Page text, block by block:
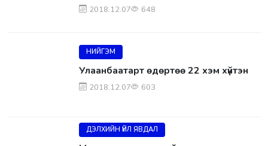
2018.12.07 648
НИЙГЭМ
Улаанбаатарт өдөртөө 22 хэм хүйтэн
2018.12.07 603
ДЭЛХИЙН ҮЙЛ ЯВДАЛ